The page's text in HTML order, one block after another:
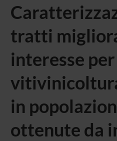
tratti
interesse
in
ottenute da